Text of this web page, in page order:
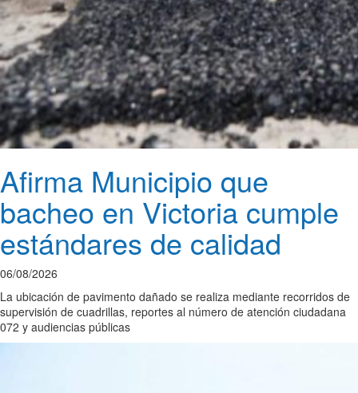
Afirma Municipio que
bacheo en Victoria cumple
estándares de calidad
06/08/2026
La ubicación de pavimento dañado se realiza mediante recorridos de
supervisión de cuadrillas, reportes al número de atención ciudadana
072 y audiencias públicas